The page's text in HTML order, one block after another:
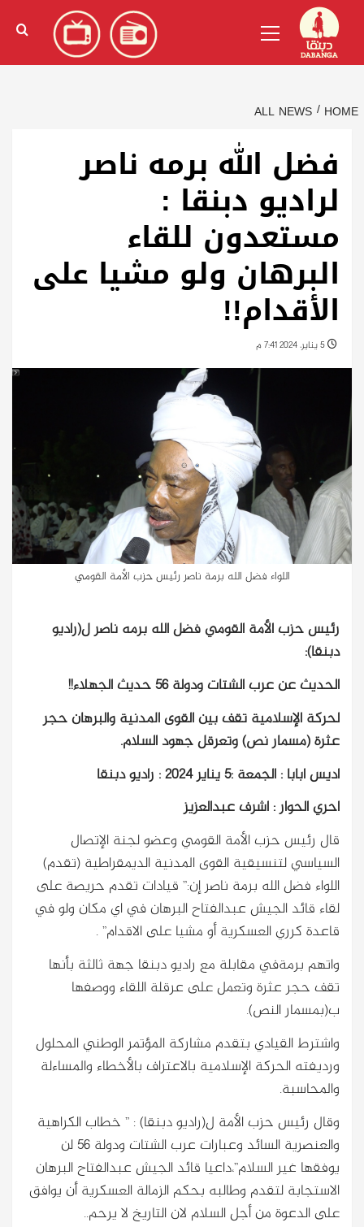
content
الإنجليزية)
Menu
HOME
ALL NEWS
فضل الله برمه ناصر
لراديو دبنقا :
مستعدون للقاء
البرهان ولو مشيا على
الأقدام!!
اللواء فضل الله برمة ناصر رئيس حزب الأمة القومي
رئيس حزب الأمة القومي فضل الله برمه ناصر ل(راديو
دبنقا):
الحديث عن عرب الشتات ودولة ٥٦ حديث الجهلاء!!
لحركة الإسلامية تقف بين القوى المدنية والبرهان حجر
عثرة (مسمار نص) وتعرقل جهود السلام.
اديس ابابا : الجمعة :5 يناير 2024 : راديو دبنقا
احري الحوار : اشرف عبدالعزيز
قال رئيس حزب الأمة القومي وعضو لجنة الإتصال
السياسي لتنسيقية القوى المدنية الديمقراطية (تقدم)
اللواء فضل الله برمة ناصر إن:” قيادات تقدم حريصة على
لقاء قائد الجيش عبدالفتاح البرهان في اي مكان ولو في
قاعدة كرري العسكرية أو مشيا على الاقدام” .
واتهم برمةفي مقابلة مع راديو دبنقا جهة ثالثة بأنها
تقف حجر عثرة وتعمل على عرقلة اللقاء ووصفها
ب(بمسمار النص).
واشترط القيادي بتقدم مشاركة المؤتمر الوطني المحلول
ورديفته الحركة الإسلامية بالاعتراف بالأخطاء والمساءلة
والمحاسبة.
وقال رئيس حزب الأمة ل(راديو دبنقا) : ” خطاب الكراهية
والعنصرية السائد وعبارات عرب الشتات ودولة ٥٦ لن
يوفقها غير السلام”،داعيا قائد الجيش عبدالفتاح البرهان
الاستجابة لتقدم وطالبه بحكم الزمالة العسكرية أن يوافق
على الدعوة من أجل السلام لان التاريخ لا يرحم..